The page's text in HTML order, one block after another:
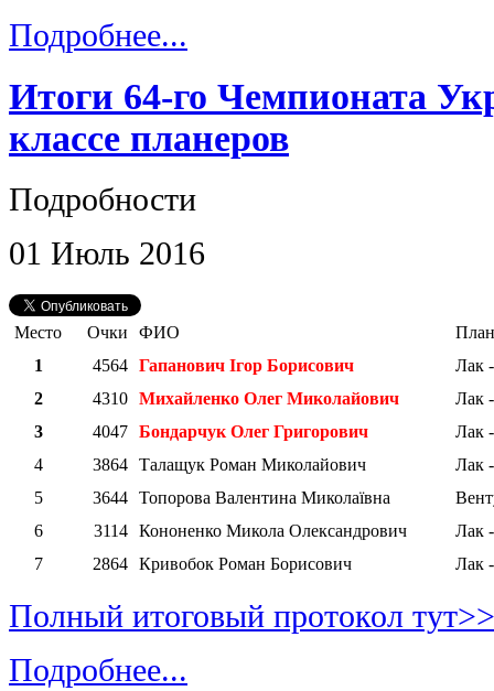
Подробнее...
Итоги 64-го Чемпионата
классе планеров
Подробности
01 Июль 2016
Место Очки ФИО
1
4564 Гапанович Ігор Борисович
Лак
2
4310 Михайленко Олег Миколайович
Лак
3
4047 Бондарчук Олег Григорович
Лак
4
3864 Талащук Роман Миколайович
Лак
5
3644 Топорова Валентина Миколаївна
6
3114 Кононенко Микола Олександрович
Лак
7
2864 Кривобок Роман Борисович Лак
Полный итоговый протокол тут>>
Подробнее...